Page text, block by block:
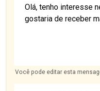
Você pode editar esta